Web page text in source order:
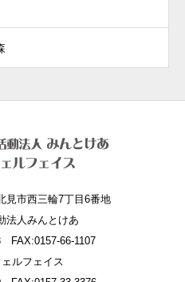
市西三輪7丁目6番地
法人みんとけあ
FAX:0157-66-1107
ルフェイス